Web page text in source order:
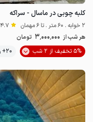
کلبه چوبی در ماسال - سراکه
2 خوابه . 60 متر . تا 6 مهمان 4.7
هر شب از 3٬000٬000 تومان
5% تخفیف از 2 شب
20+ رزرو موفق